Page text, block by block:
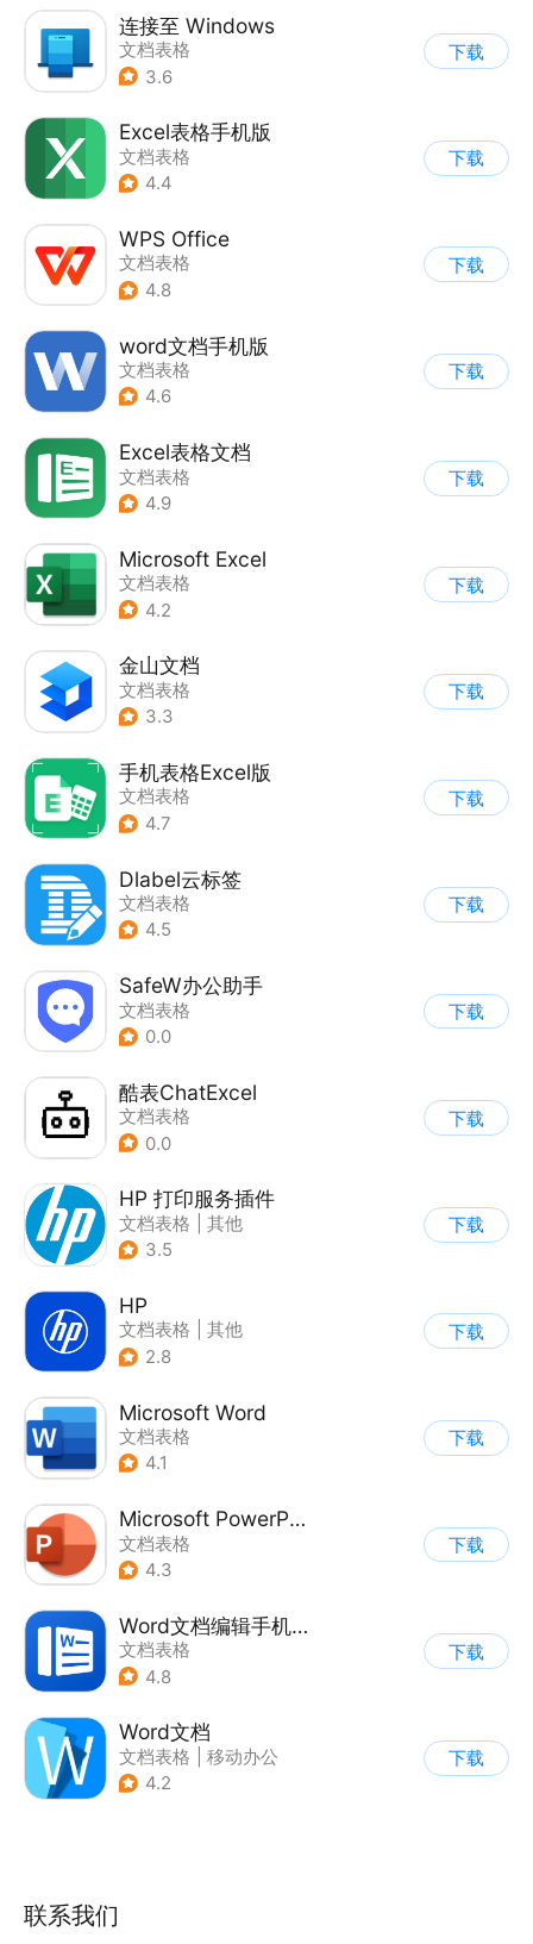
连接至 Windows
文档表格
3.6
下载
Excel表格手机版
文档表格
4.4
下载
WPS Office
文档表格
4.8
下载
word文档手机版
文档表格
4.6
下载
Excel表格文档
文档表格
4.9
下载
Microsoft Excel
文档表格
4.2
下载
金山文档
文档表格
3.3
下载
手机表格Excel版
文档表格
4.7
下载
Dlabel云标签
文档表格
4.5
下载
SafeW办公助手
文档表格
0.0
下载
酷表ChatExcel
文档表格
0.0
下载
HP 打印服务插件
文档表格
其他
3.5
下载
HP
文档表格
其他
2.8
下载
Microsoft Word
文档表格
4.1
下载
Microsoft PowerPoint
文档表格
4.3
下载
Word文档编辑手机版
文档表格
4.8
下载
Word文档
文档表格
移动办公
4.2
下载
联系我们